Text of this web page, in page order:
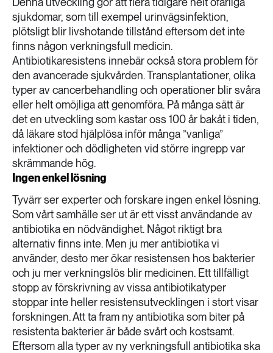
sjukdomar, som till exempel urinvägsinfektion,
plötsligt blir livshotande tillstånd eftersom det inte
finns någon verkningsfull medicin.
Antibiotikaresistens innebär också stora problem för
den avancerade sjukvården. Transplantationer, olika
typer av cancerbehandling och operationer blir svåra
eller helt omöjliga att genomföra. På många sätt är
det en utveckling som kastar oss 100 år bakåt i tiden,
då läkare stod hjälplösa inför många ”vanliga”
infektioner och dödligheten vid större ingrepp var
skrämmande hög.
Ingen enkel lösning
Tyvärr ser experter och forskare ingen enkel lösning.
Som vårt samhälle ser ut är ett visst användande av
antibiotika en nödvändighet. Något riktigt bra
alternativ finns inte. Men ju mer antibiotika vi
använder, desto mer ökar resistensen hos bakterier
och ju mer verkningslös blir medicinen. Ett tillfälligt
stopp av förskrivning av vissa antibiotikatyper
stoppar inte heller resistensutvecklingen i stort visar
forskningen. Att ta fram ny antibiotika som biter på
resistenta bakterier är både svårt och kostsamt.
Eftersom alla typer av ny verkningsfull antibiotika ska